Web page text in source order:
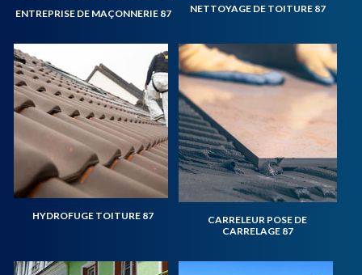
ENTREPRISE DE MAÇONNERIE 87 NETTOYAGE DE TOITURE 87
HYDROFUGE TOITURE 87
CARRELEUR POSE DE
CARRELAGE 87